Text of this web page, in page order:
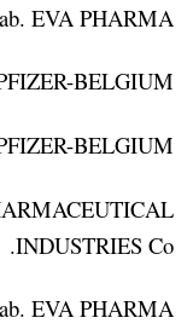
EVA PHARMA
BELGIUM
BELGIUM
INDUSTRIES Co.
EVA PHARMA